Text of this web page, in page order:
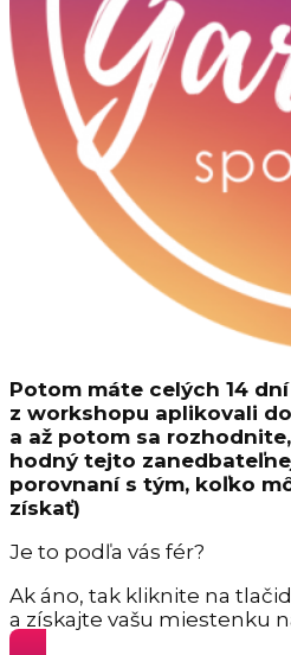
Potom máte celých 14
z workshopu aplikovali
a až potom sa
hodný tejto
porovnaní s tým, koľko
získať)
Je to podľa vás fér?
Ak áno, tak kliknite na
a získajte vašu miestenku